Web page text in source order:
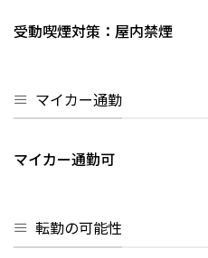
受動喫煙対策：屋内禁煙
マイカー通勤
マイカー通勤可
転勤の可能性